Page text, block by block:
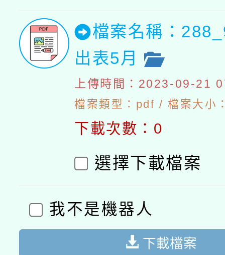
檔案名稱：
出表5月
上傳時間：2023-09-21
檔案類型：pdf / 檔案大小
下載次數：0
選擇下載檔案
我不是機器人
下載檔案